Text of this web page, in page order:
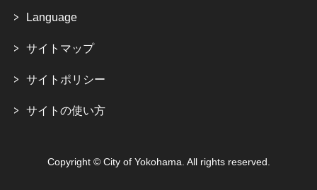
Language
サイトマップ
サイトポリシー
サイトの使い方
Copyright © City of Yokohama. All rights reserved.